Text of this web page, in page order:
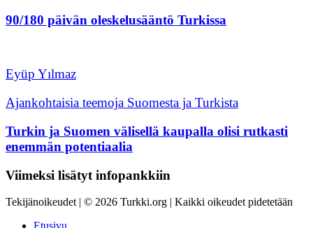
90/180 päivän oleskelusääntö Turkissa
Eyüp Yılmaz
Ajankohtaisia teemoja Suomesta ja Turkista
Turkin ja Suomen välisellä kaupalla olisi rutkasti
enemmän potentiaalia
Viimeksi lisätyt infopankkiin
Tekijänoikeudet | © 2026 Turkki.org | Kaikki oikeudet pidetetään